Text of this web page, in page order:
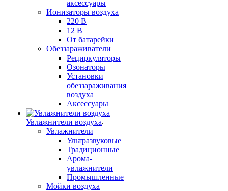
аксессуары
Ионизаторы воздуха
220 В
12 В
От батарейки
Обеззараживатели
Рециркуляторы
Озонаторы
Установки
обеззараживания
воздуха
Аксессуары
Увлажнители воздуха
Увлажнители
Ультразвуковые
Традиционные
Арома-
увлажнители
Промышленные
Мойки воздуха